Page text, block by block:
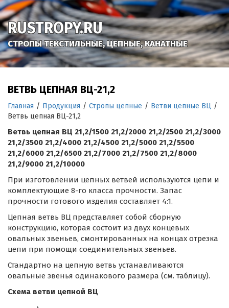
RUSTROPY.RU
СТРОПЫ ТЕКСТИЛЬНЫЕ, ЦЕПНЫЕ, КАНАТНЫЕ
ВЕТВЬ ЦЕПНАЯ ВЦ-21,2
Главная / Продукция / Стропы цепные / Ветви цепные ВЦ /
Ветвь цепная ВЦ-21,2
Ветвь цепная ВЦ 21,2/1500 21,2/2000 21,2/2500 21,2/3000
21,2/3500 21,2/4000 21,2/4500 21,2/5000 21,2/5500
21,2/6000 21,2/6500 21,2/7000 21,2/7500 21,2/8000
21,2/9000 21,2/10000
При изготовлении цепных ветвей используются цепи и
комплектующие 8-го класса прочности. Запас
прочности готового изделия составляет 4:1.
Цепная ветвь ВЦ представляет собой сборную
конструкцию, которая состоит из двух концевых
овальных звеньев, смонтированных на концах отрезка
цепи при помощи соединительных звеньев.
Стандартно на цепную ветвь устанавливаются
овальные звенья одинакового размера (см. таблицу).
Схема ветви цепной ВЦ